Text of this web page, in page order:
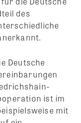
des
Deutsche
ist im
mit